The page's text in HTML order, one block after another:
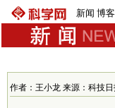
新闻 博客
作者：王小龙 来源：科技日